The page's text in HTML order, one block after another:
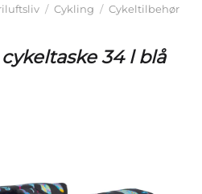
/ Cykling / Cykeltilbehør
34 l blå